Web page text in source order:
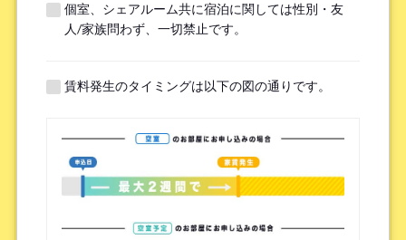
※無職の方は無しとご記入ください
提携機関 ※以下の提携機関に所属されている方はお選び下さい。
ボーダレスハウスを知ったきっかけ *
検索エンジン（Google／Yahoo! など）
個室、シェアルーム共に宿泊に関しては性別・友
人/家族問わず、一切禁止です。
賃料発生のタイミングは以下の図の通りです。